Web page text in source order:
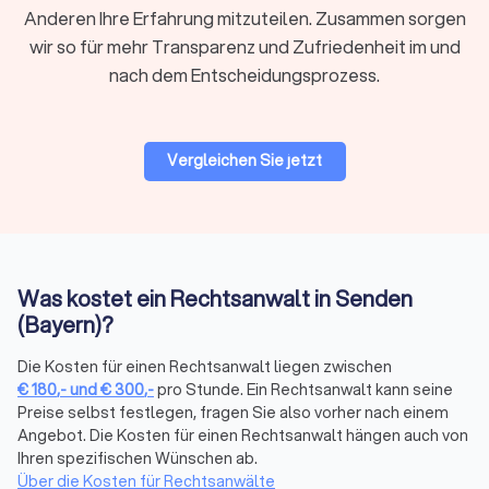
Regionale oder überregionale Suche
Gerichtstermine vor Ort anstehen. Bei hochspezialisierten
Fragen kann auch ein überregionaler Experte sinnvoll sein, da
Bei Trustlocal finden Sie alle relevanten Bewertungen
gebündelt an einem Ort. Wir sammeln
Mandantenbewertungen von verschiedenen Plattformen und
fassen sie in einem übersichtlichen Trustlocal Score
zusammen. So sehen Sie auf einen Blick, wie andere
Mandanten die Kommunikation, Erfolgsquote und Betreuung
bewerten, ohne verschiedene Websites durchsuchen zu
müssen.
Anderen Ihre Erfahrung mitzuteilen. Zusammen sorgen
wir so für mehr Transparenz und Zufriedenheit im und
nach dem Entscheidungsprozess.
Vergleichen Sie jetzt
Was kostet ein Rechtsanwalt in Senden
(Bayern)?
Die Kosten für einen Rechtsanwalt liegen zwischen
€180,-und€300,-pro Stunde. Ein Rechtsanwalt kann seine
Preise selbst festlegen, fragen Sie also vorher nach einem
Angebot. Die Kosten für einen Rechtsanwalt hängen auch von
Ihren spezifischen Wünschen ab.
Über die Kosten für Rechtsanwälte